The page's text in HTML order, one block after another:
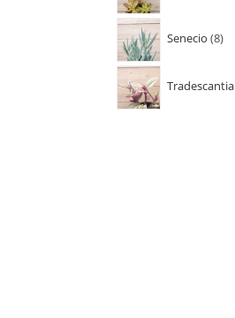
Senecio 8
Tradescantia